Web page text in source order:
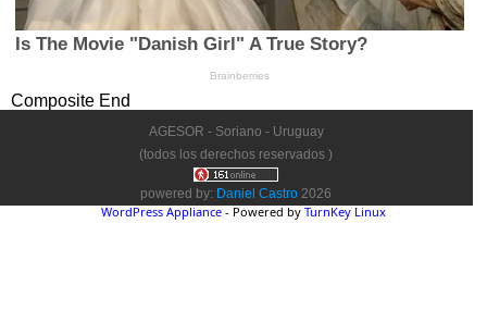
Composite End
AGESOR - Soriano - Uruguay
(todos los derechos reservados )
powered by: Daniel Castro 2026
WordPress Appliance - Powered by TurnKey Linux